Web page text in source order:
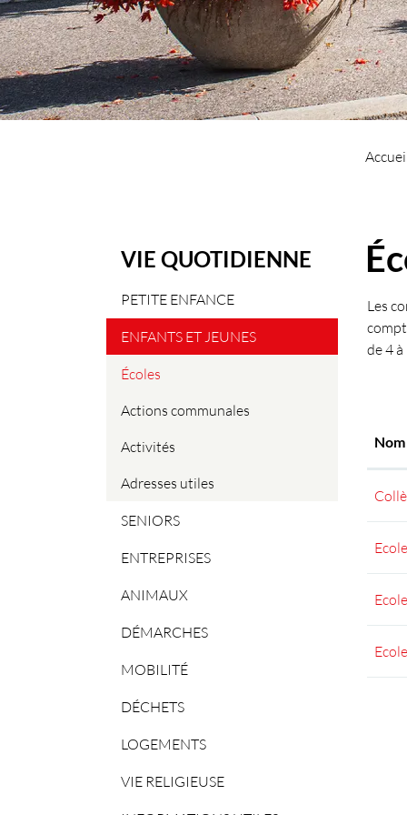
VIE QUOTIDIENNE
PETITE ENFANCE
ENFANTS ET JEUNES
Écoles
(sélectionné)
Actions communales
Activités
Adresses utiles
SENIORS
ENTREPRISES
ANIMAUX
DÉMARCHES
MOBILITÉ
DÉCHETS
LOGEMENTS
VIE RELIGIEUSE
Les
de 4 à
Nom